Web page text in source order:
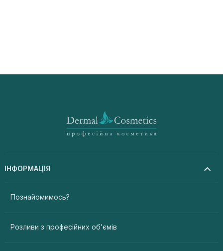
ІНФОРМАЦІЯ
Познайомимось?
Розливи з професійних об’ємів